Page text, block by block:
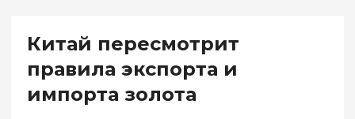
Китай пересмотрит
правила экспорта и
импорта золота